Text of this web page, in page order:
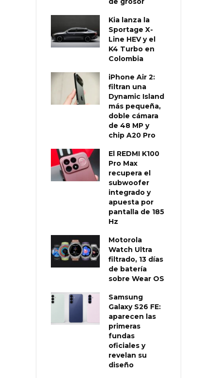
Kia lanza la
Sportage X-
Line HEV y el
K4 Turbo en
Colombia
iPhone Air 2:
filtran una
Dynamic Island
más pequeña,
doble cámara
de 48 MP y
chip A20 Pro
El REDMI K100
Pro Max
recupera el
subwoofer
integrado y
apuesta por
pantalla de 185
Hz
Motorola
Watch Ultra
filtrado, 13 días
de batería
sobre Wear OS
Samsung
Galaxy S26 FE:
aparecen las
primeras
fundas
oficiales y
revelan su
diseño